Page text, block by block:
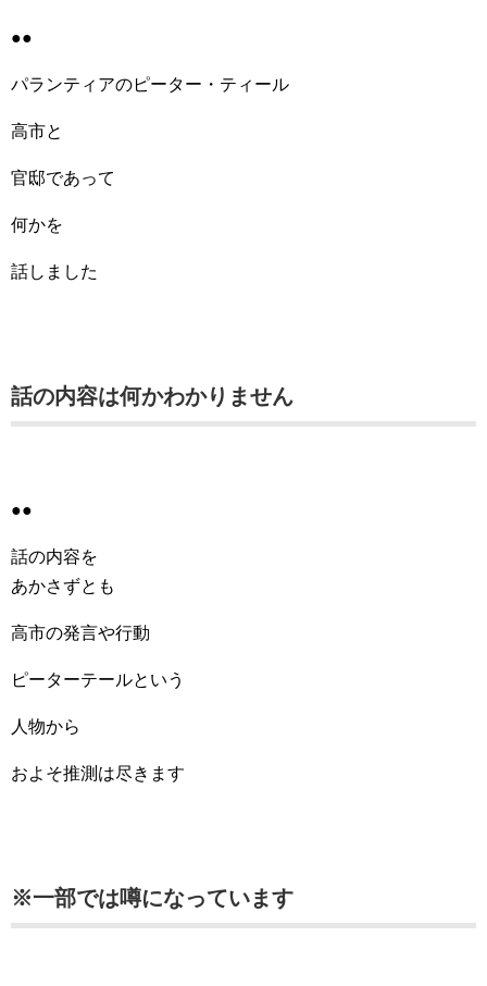
●●
パランティアのピーター・ティール
高市と
官邸であって
何かを
話しました
話の内容は何かわかりません
●●
話の内容を
あかさずとも
高市の発言や行動
ピーターテールという
人物から
およそ推測は尽きます
※一部では噂になっています